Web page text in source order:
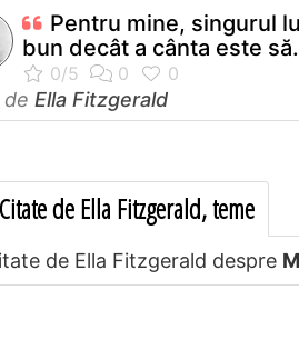
Pentru mine, singurul
bun decât a cânta este
Ella Fitzgerald
Citate de Ella Fitzgerald, teme
de Ella Fitzgerald despre